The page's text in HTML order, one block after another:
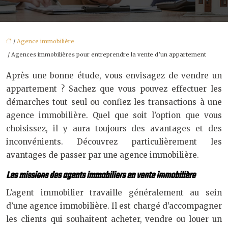
/ Agence immobilière
/ Agences immobilières pour entreprendre la vente d’un appartement
Après une bonne étude, vous envisagez de vendre un
appartement ? Sachez que vous pouvez effectuer les
démarches tout seul ou confiez les transactions à une
agence immobilière. Quel que soit l’option que vous
choisissez, il y aura toujours des avantages et des
inconvénients. Découvrez particulièrement les
avantages de passer par une agence immobilière.
Les missions des agents immobiliers en vente immobilière
L’agent immobilier travaille généralement au sein
d’une agence immobilière. Il est chargé d’accompagner
les clients qui souhaitent acheter, vendre ou louer un